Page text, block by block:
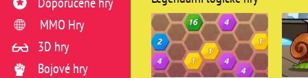
MMO Hry
3D hry
Bojové hry